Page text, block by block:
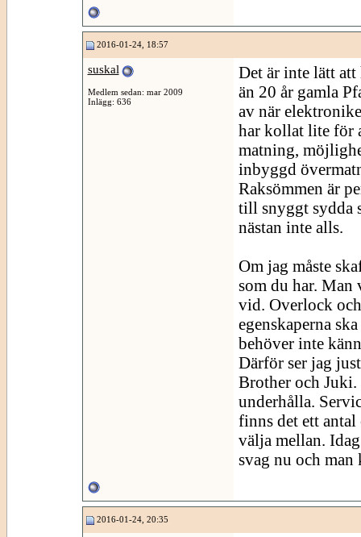
2016-01-24, 18:57
suskal
Medlem sedan: mar 2009
Inlägg: 636
Det är inte lätt
än 20 år gamla
av när
har kollat lite för
matning,
inbyggd
Raksömmen är
till snyggt sydda
nästan inte alls.
Om jag måste
som du har. Man
vid. Overlock
egenskaperna
behöver inte
Därför ser jag
Brother och Juki.
underhålla.
finns det ett
välja mellan.
svag nu och
2016-01-24, 20:35